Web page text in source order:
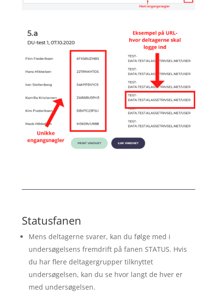
Statusfanen
Mens deltagerne svarer, kan du følge med i
undersøgelsens fremdrift på fanen STATUS. Hvis
du har flere deltagergrupper tilknyttet
undersøgelsen, kan du se hvor langt de hver er
med undersøgelsen.